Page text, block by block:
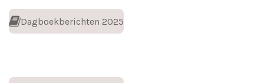
Dagboekberichten 2025